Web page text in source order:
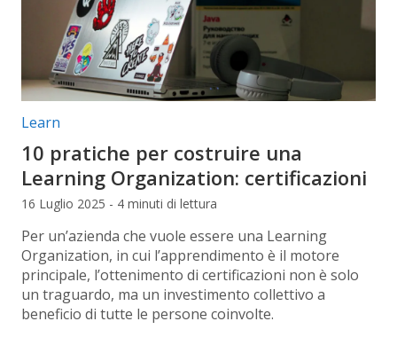
Categorie articolo:
Learn
10 pratiche per costruire una
Learning Organization: certificazioni
16 Luglio 2025 - 4 minuti di lettura
Per un’azienda che vuole essere una Learning
Organization, in cui l’apprendimento è il motore
principale, l’ottenimento di certificazioni non è solo
un traguardo, ma un investimento collettivo a
beneficio di tutte le persone coinvolte.